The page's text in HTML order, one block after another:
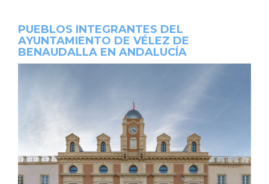
PUEBLOS INTEGRANTES DEL
AYUNTAMIENTO DE VÉLEZ DE
BENAUDALLA EN ANDALUCÍA